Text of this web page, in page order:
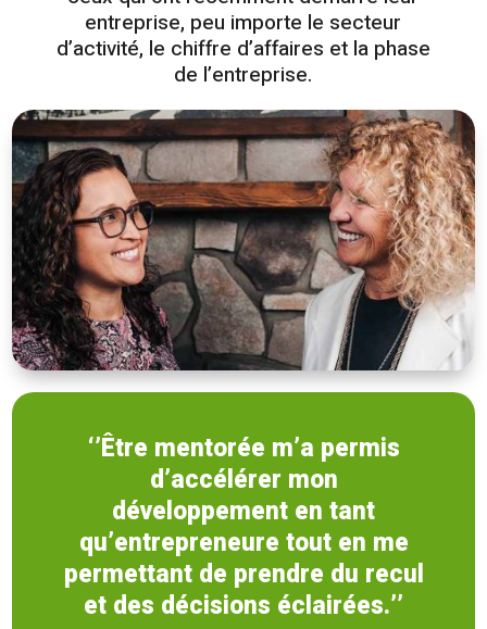
entreprise, peu importe le secteur
d’activité, le chiffre d’affaires et la phase
de l’entreprise.
‘’Être mentorée m’a permis
d’accélérer mon
développement en tant
qu’entrepreneure tout en me
permettant de prendre du recul
et des décisions éclairées.’’